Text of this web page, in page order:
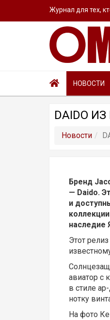
Журнал для тех,
НОВОСТИ
DAIDO
Новости
Бренд
— Daido.
и
наследие
Этот
авиатор с
в стиле
нотку
На фото